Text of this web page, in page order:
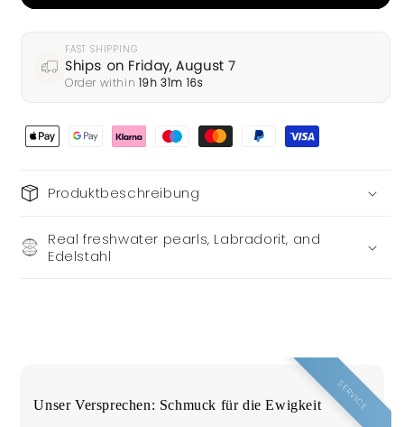
stones
stones
FAST SHIPPING
Ships on Friday, August 7
Order within 19h 31m 16s
Produktbeschreibung
Real freshwater pearls, Labradorit, and
Edelstahl
SERVICE
Unser Versprechen: Schmuck für die Ewigkeit